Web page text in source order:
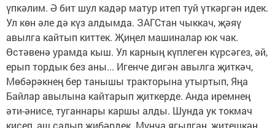
үпкәлим. Ә бит шул кадәр матур итеп туй үткәргән идек.
Ул көн әле дә күз алдымда. ЗАГСтан чыккач, җәяү
авылга кайтып киттек. Җиңел машиналар юк чак.
Өстәвенә урамда кыш. Ул карның күплеген күрсәгез, әй,
ерып тордык без аны... Игенче дигән авылга җиткәч,
Мөбәрәкнең бер танышы тракторына утыртып, Яңа
Байлар авылына кайтарып җиткерде. Анда иремнең
әти-әнисе, туганнары каршы алды. Шунда ук токмач
кисеп, аш салып җибәрдек. Мунча ягылган, җитешкән